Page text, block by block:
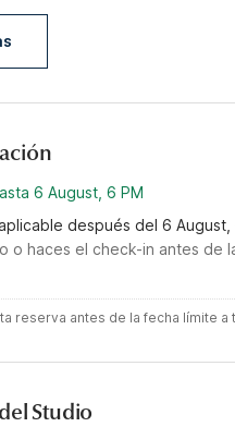
6 August, 6 PM
después del 6 August,
o haces el check-in antes de
reserva antes de la fecha límite
Studio